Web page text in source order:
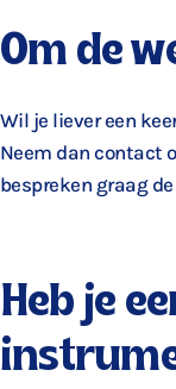
Om de
Wil je liever een
Neem dan contact
bespreken graag
Heb je